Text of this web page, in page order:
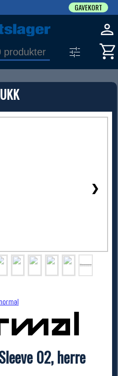
❯
02, herre
GAVEKORT
(1)
å spisse søket
02, herre